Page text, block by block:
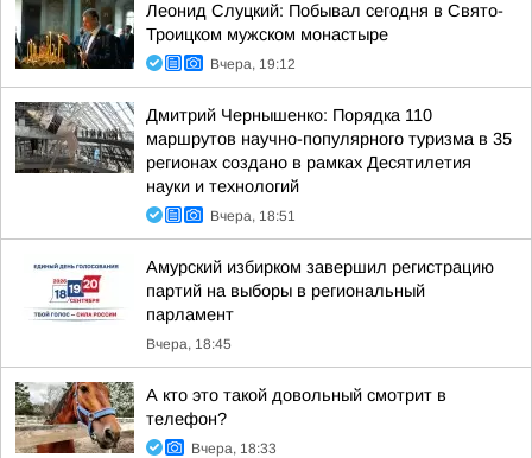
Леонид Слуцкий: Побывал сегодня в Свято-
Троицком мужском монастыре
Вчера, 19:12
Дмитрий Чернышенко: Порядка 110
маршрутов научно-популярного туризма в 35
регионах создано в рамках Десятилетия
науки и технологий
Вчера, 18:51
Амурский избирком завершил регистрацию
партий на выборы в региональный
парламент
Вчера, 18:45
А кто это такой довольный смотрит в
телефон?
Вчера, 18:33